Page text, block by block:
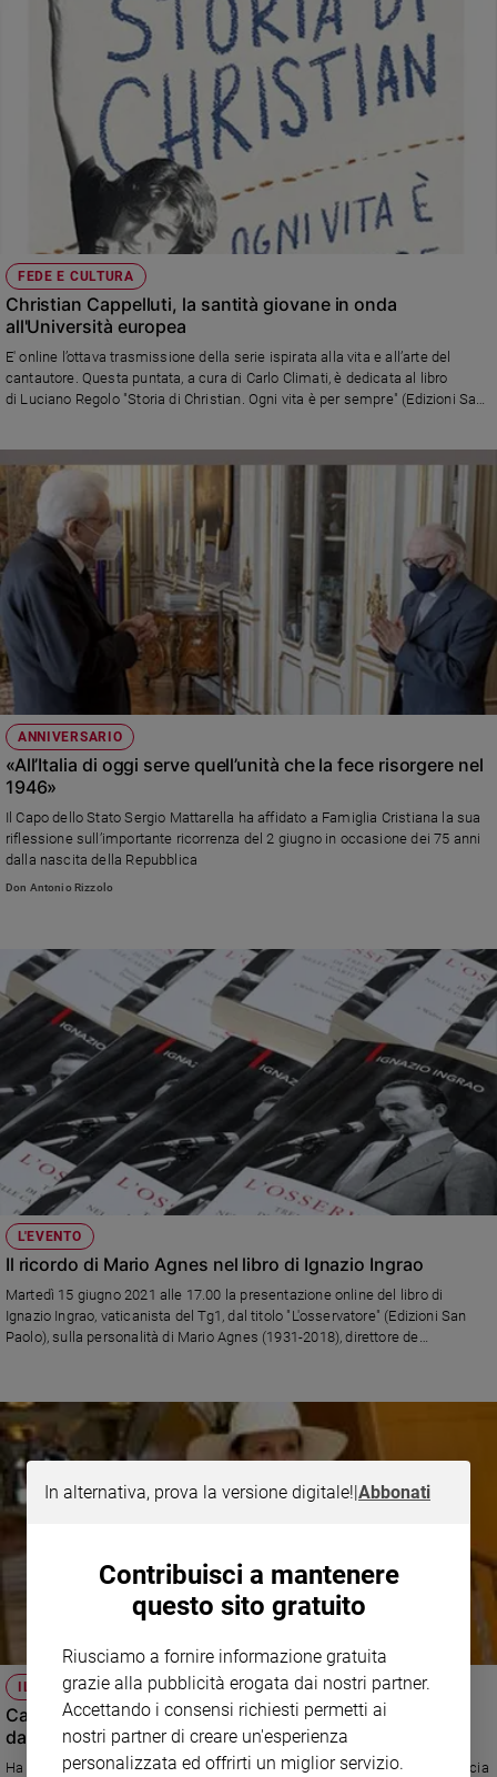
Policy
Chi
siamo
Contatti
Pubblicità
Registrati
Social
giornale. Diretta Facebook sull'account di Famiglia Cristiana
FEDE E CULTURA
Christian Cappelluti, la santità giovane in onda
all'Università europea
E' online l’ottava trasmissione della serie ispirata alla vita e all’arte del
cantautore. Questa puntata, a cura di Carlo Climati, è dedicata al libro
di Luciano Regolo "Storia di Christian. Ogni vita è per sempre" (Edizioni San
ANNIVERSARIO
«All’Italia di oggi serve quell’unità che la fece risorgere nel
1946»
Il Capo dello Stato Sergio Mattarella ha affidato a Famiglia Cristiana la sua
riflessione sull’importante ricorrenza del 2 giugno in occasione dei 75 anni
dalla nascita della Repubblica
Don Antonio Rizzolo
L'EVENTO
Il ricordo di Mario Agnes nel libro di Ignazio Ingrao
Martedì 15 giugno 2021 alle 17.00 la presentazione online del libro di
Ignazio Ingrao, vaticanista del Tg1, dal titolo "L'osservatore" (Edizioni San
Paolo), sulla personalità di Mario Agnes (1931-2018), direttore de
all'evento
IL RICORDO
Carla Fracci, l'affascinante favola vera della "Duse della
danza"
Ha reso il balletto un sogno collettivo. Il condirettore Luciano Regolo traccia
In alternativa, prova la versione digitale!|Abbonati
Contribuisci a mantenere
questo sito gratuito
Riusciamo a fornire informazione gratuita
grazie alla pubblicità erogata dai nostri partner.
Accettando i consensi richiesti permetti ai
nostri partner di creare un'esperienza
personalizzata ed offrirti un miglior servizio.